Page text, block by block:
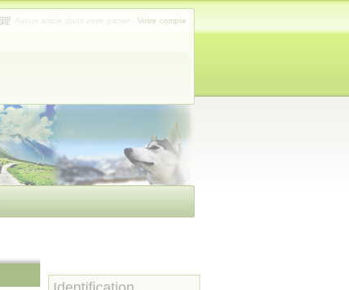
Aucun article dans votre panier Votre compte